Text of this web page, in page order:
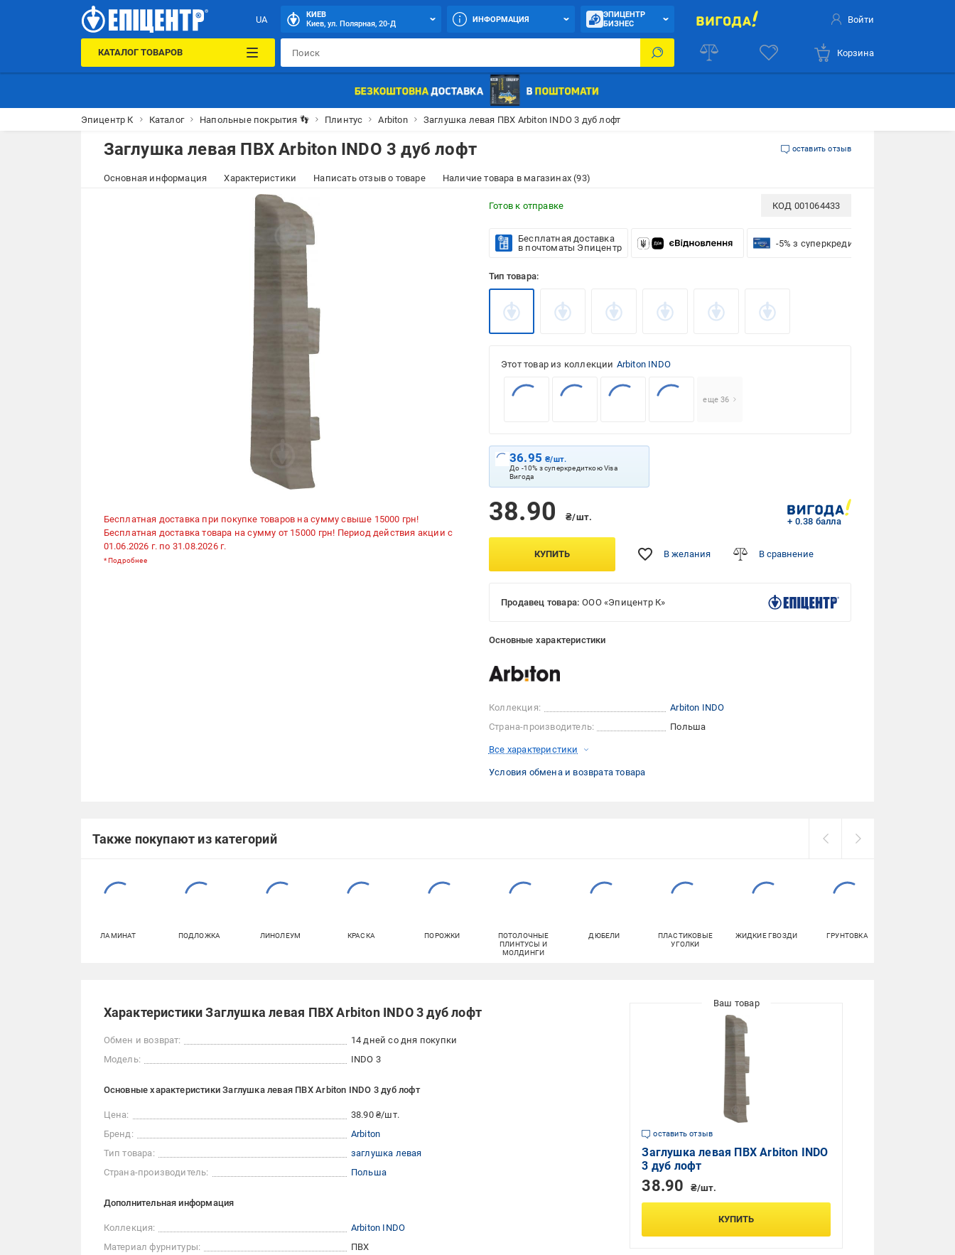
UA
КИЕВ
Киев, ул. Полярная, 20-Д
ИНФОРМАЦИЯ
ЭПИЦЕНТР
БИЗНЕС
Войти
КАТАЛОГ ТОВАРОВ Корзина
Эпицентр К Каталог Напольные покрытия 👣 Плинтус Arbiton Заглушка левая ПВХ Arbiton INDO 3 дуб лофт
Заглушка левая ПВХ Arbiton INDO 3 дуб лофт оставить отзыв
Основная информация Характеристики Написать отзыв о товаре Наличие товара в магазинах (93)
Бесплатная доставка при покупке товаров на сумму свыше 15000 грн!
Бесплатная доставка товара на сумму от 15000 грн! Период действия акции с
01.06.2026 г. по 31.08.2026 г.
*Подробнее
Готов к отправке КОД 001064433
Бесплатная доставка
в почтоматы Эпицентр
-5% з суперкредиткою VISA Вигода
Тип товара:
Этот товар из коллекции Arbiton INDO
еще 36
36.95₴/шт.
До -10% з суперкредиткою Visa
Вигода
38.90 ₴/шт. + 0.38 балла
КУПИТЬ В желания В сравнение
Продавец товара: ООО «Эпицентр К»
Основные характеристики
Коллекция:
Arbiton INDO
Страна-производитель:
Польша
Все характеристики
Условия обмена и возврата товара
Также покупают из категорий
ЛАМИНАТ ПОДЛОЖКА ЛИНОЛЕУМ КРАСКА ПОРОЖКИ
ПОТОЛОЧНЫЕ
ПЛИНТУСЫ И
МОЛДИНГИ
ДЮБЕЛИ
ПЛАСТИКОВЫЕ
УГОЛКИ
ЖИДКИЕ ГВОЗДИ ГРУНТОВКА
Характеристики Заглушка левая ПВХ Arbiton INDO 3 дуб лофт
Обмен и возврат:
14 дней со дня покупки
Модель:
INDO 3
Основные характеристики Заглушка левая ПВХ Arbiton INDO 3 дуб лофт
Цена:
38.90 ₴/шт.
Бренд:
Arbiton
Тип товара:
заглушка левая
Страна-производитель:
Польша
Дополнительная информация
Коллекция:
Arbiton INDO
Материал фурнитуры:
ПВХ
оставить отзыв
Заглушка левая ПВХ Arbiton INDO
3 дуб лофт
38.90 ₴/шт.
КУПИТЬ